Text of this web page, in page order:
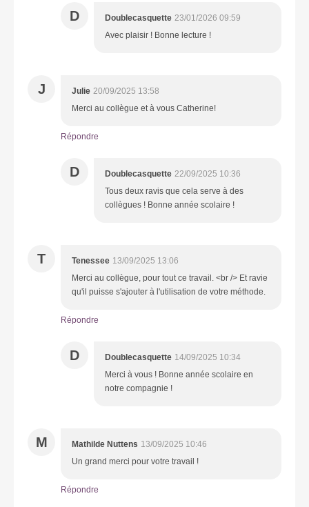
D Doublecasquette 23/01/2026 09:59
Avec plaisir ! Bonne lecture !
J Julie 20/09/2025 13:58
Merci au collègue et à vous Catherine!
Répondre
D Doublecasquette 22/09/2025 10:36
Tous deux ravis que cela serve à des
collègues ! Bonne année scolaire !
T Tenessee 13/09/2025 13:06
Merci au collègue, pour tout ce travail. <br /> Et ravie
qu'il puisse s'ajouter à l'utilisation de votre méthode.
Répondre
D Doublecasquette 14/09/2025 10:34
Merci à vous ! Bonne année scolaire en
notre compagnie !
M Mathilde Nuttens 13/09/2025 10:46
Un grand merci pour votre travail !
Répondre